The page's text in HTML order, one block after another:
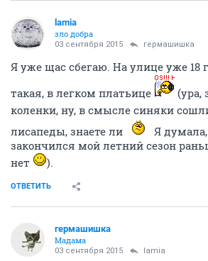
lamia
зло добра
03 сентября 2015 гермашишка
Я уже щас сбегаю. На улице уже 18
такая, в легком платьице
(ура,
коленки, ну, в смысле синяки
лисапеды, знаете ли
Я
закончился мой летний сезон
нет
).
ОТВЕТИТЬ
гермашишка
Мадама
03 сентября 2015 lamia